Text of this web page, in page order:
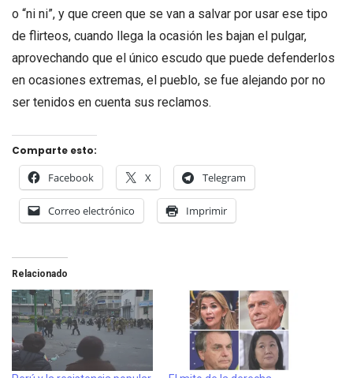
o “ni ni”, y que creen que se van a salvar por usar ese tipo
de flirteos, cuando llega la ocasión les bajan el pulgar,
aprovechando que el único escudo que puede defenderlos
en ocasiones extremas, el pueblo, se fue alejando por no
ser tenidos en cuenta sus reclamos.
Comparte esto:
Facebook X Telegram
Correo electrónico Imprimir
Relacionado